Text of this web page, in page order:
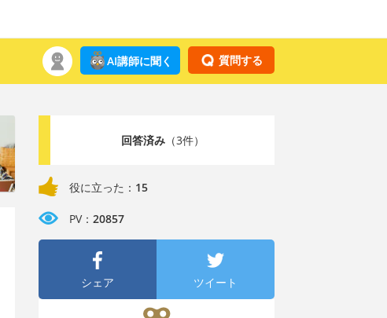
質問する
AI講師に聞く
回答済み（3件）
役に立った： 15
PV： 20857
シェア ツイート